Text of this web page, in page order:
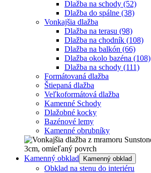
Dlažba na schody (52)
Dlažba do spálne (38)
Vonkajšia dlažba
Dlažba na terasu (98)
Dlažba na chodník (108)
Dlažba na balkón (66)
Dlažba okolo bazéna (108)
Dlažba na schody (111)
Formátovaná dlažba
Štiepaná dlažba
Veľkoformátová dlažba
Kamenné Schody
Dlažobné kocky
Bazénové lemy
Kamenné obrubníky
Kamenný obklad Kamenný obklad
Obklad na stenu do interiéru